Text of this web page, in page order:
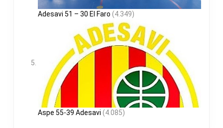
Adesavi 51 – 30 El Faro (4.349)
Aspe 55-39 Adesavi (4.085)